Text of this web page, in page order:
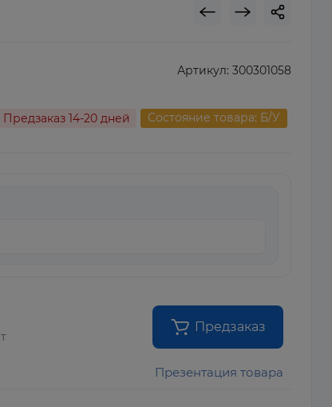
Артикул: 300301058
Предзаказ 14-20 дней Состояние товара: Б/У
Предзаказ
Презентация товара